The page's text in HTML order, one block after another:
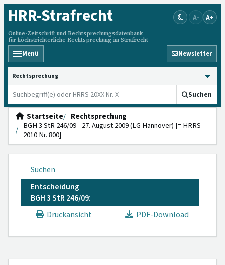
HRR-Strafrecht
Online-Zeitschrift und Rechtsprechungsdatenbank
für höchstrichterliche Rechtsprechung im Strafrecht
A- A+
Menü Newsletter
HRRS durchsuchen
Suchen
Startseite
Rechtsprechung
BGH 3 StR 246/09 - 27. August 2009 (LG Hannover) [= HRRS
2010 Nr. 800]
Suchen
Entscheidung
BGH 3 StR 246/09:
Druckansicht
PDF-Download